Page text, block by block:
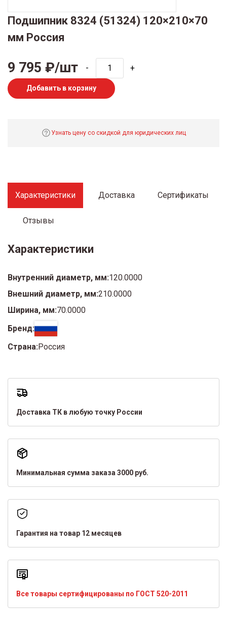
Подшипник 8324 (51324) 120×210×70
мм Россия
9 795 ₽/шт - +
Добавить в корзину
Узнать цену со скидкой для юридических лиц
Характеристики Доставка Сертификаты
Отзывы
Характеристики
Внутренний диаметр, мм:120.0000
Внешний диаметр, мм:210.0000
Ширина, мм:70.0000
Бренд:
Страна:Россия
Доставка ТК в любую точку России
Минимальная сумма заказа 3000 руб.
Гарантия на товар 12 месяцев
Все товары сертифицированы по ГОСТ 520-2011